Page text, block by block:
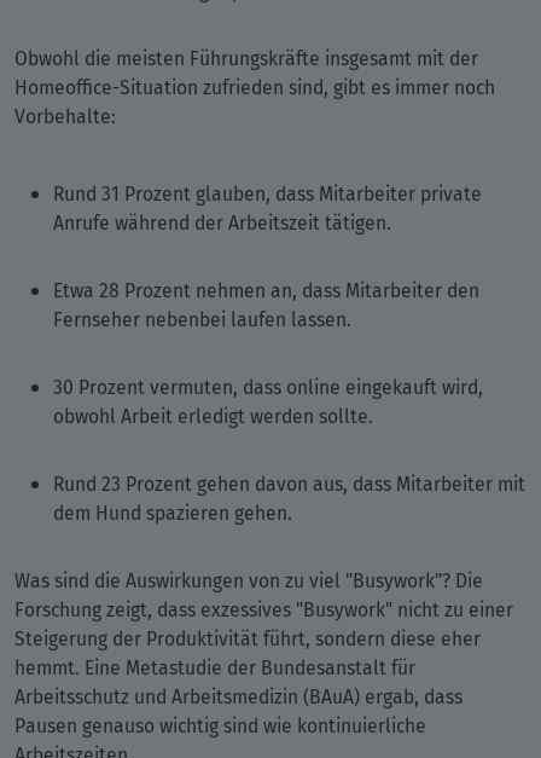
Obwohl die meisten Führungskräfte insgesamt mit der
Homeoffice-Situation zufrieden sind, gibt es immer noch
Vorbehalte:
Rund 31 Prozent glauben, dass Mitarbeiter private
Anrufe während der Arbeitszeit tätigen.
Etwa 28 Prozent nehmen an, dass Mitarbeiter den
Fernseher nebenbei laufen lassen.
30 Prozent vermuten, dass online eingekauft wird,
obwohl Arbeit erledigt werden sollte.
Rund 23 Prozent gehen davon aus, dass Mitarbeiter mit
dem Hund spazieren gehen.
Was sind die Auswirkungen von zu viel "Busywork"? Die
Forschung zeigt, dass exzessives "Busywork" nicht zu einer
Steigerung der Produktivität führt, sondern diese eher
hemmt. Eine Metastudie der Bundesanstalt für
Arbeitsschutz und Arbeitsmedizin (BAuA) ergab, dass
Pausen genauso wichtig sind wie kontinuierliche